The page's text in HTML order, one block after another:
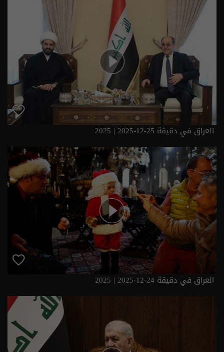
العراق في دقيقة 25-12-2025 | 2025
العراق في دقيقة 24-12-2025 | 2025